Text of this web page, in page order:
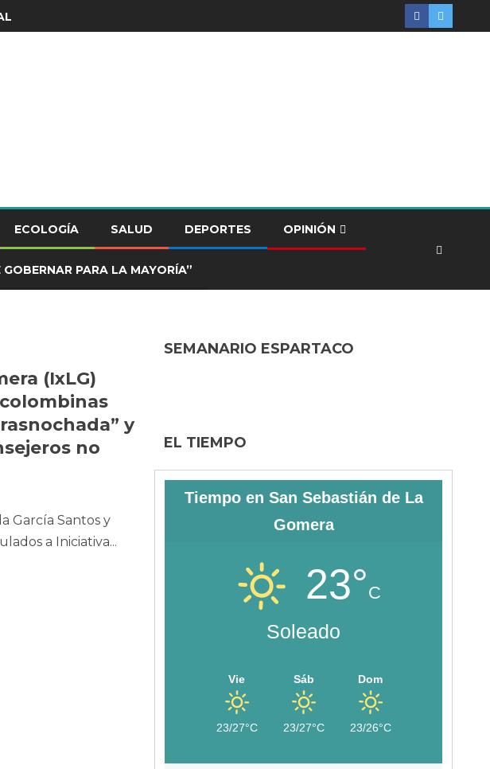
ECOLOGÍA SALUD DEPORTES OPINIÓN
PARA LA MAYORÍA”
(IxLG)
y
no
García Santos y
a Iniciativa...
SEMANARIO ESPARTACO
EL TIEMPO
Tiempo en San Sebastián de La
Gomera
23°C
Soleado
Vie
23/27°C
Sáb
23/27°C
Dom
23/26°C